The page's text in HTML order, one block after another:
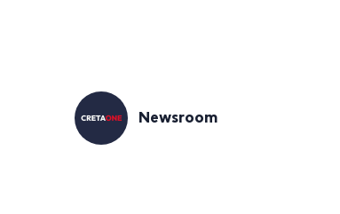
Newsroom